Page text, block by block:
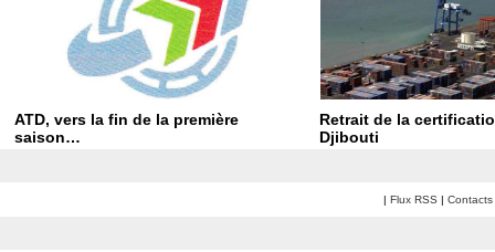
ATD, vers la fin de la première
saison…
Retrait de la
Djibouti
| Flux RSS | Contacts